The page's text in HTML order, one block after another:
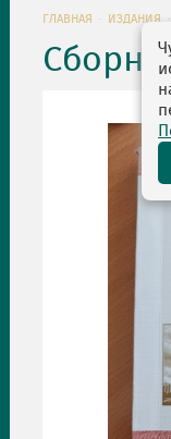
ГЛАВНАЯ ИЗДАНИЯ